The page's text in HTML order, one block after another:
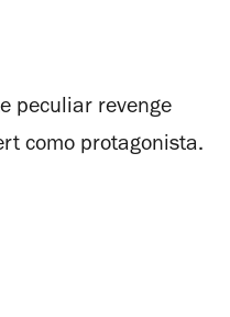
peculiar revenge
como protagonista.